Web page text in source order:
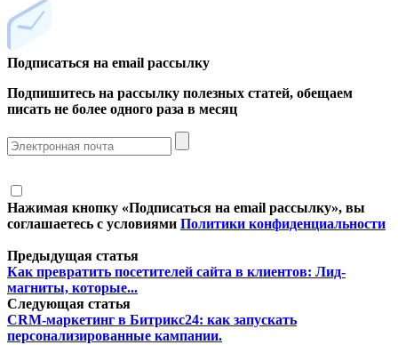
Подписаться на email рассылку
Подпишитесь на рассылку полезных статей, обещаем
писать не более одного раза в месяц
Нажимая кнопку «Подписаться на email рассылку», вы
соглашаетесь с условиями Политики конфиденциальности
Предыдущая статья
Как превратить посетителей сайта в клиентов: Лид-
магниты, которые...
Следующая статья
CRM-маркетинг в Битрикс24: как запускать
персонализированные кампании.